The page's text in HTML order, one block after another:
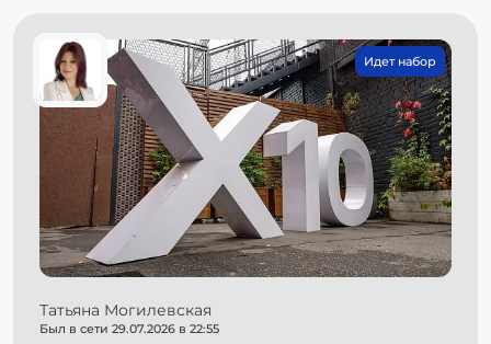
Идет набор
Татьяна Могилевская
Был в сети 29.07.2026 в 22:55